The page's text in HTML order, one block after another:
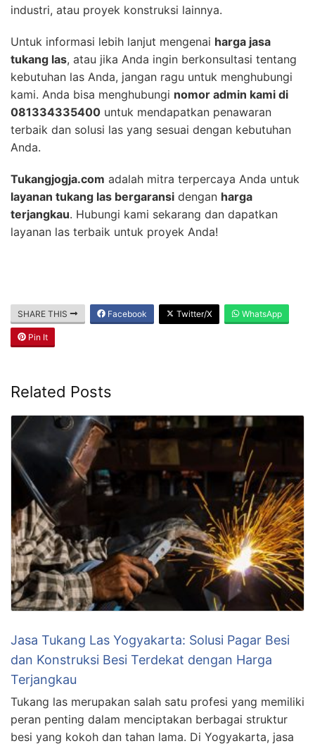
industri, atau proyek konstruksi lainnya.
Untuk informasi lebih lanjut mengenai harga jasa
tukang las, atau jika Anda ingin berkonsultasi tentang
kebutuhan las Anda, jangan ragu untuk menghubungi
kami. Anda bisa menghubungi nomor admin kami di
081334335400 untuk mendapatkan penawaran
terbaik dan solusi las yang sesuai dengan kebutuhan
Anda.
Tukangjogja.com adalah mitra terpercaya Anda untuk
layanan tukang las bergaransi dengan harga
terjangkau. Hubungi kami sekarang dan dapatkan
layanan las terbaik untuk proyek Anda!
SHARE THIS Facebook Twitter/X WhatsApp
Pin It
Related Posts
Jasa Tukang Las Yogyakarta: Solusi Pagar Besi
dan Konstruksi Besi Terdekat dengan Harga
Terjangkau
Tukang las merupakan salah satu profesi yang memiliki
peran penting dalam menciptakan berbagai struktur
besi yang kokoh dan tahan lama. Di Yogyakarta, jasa